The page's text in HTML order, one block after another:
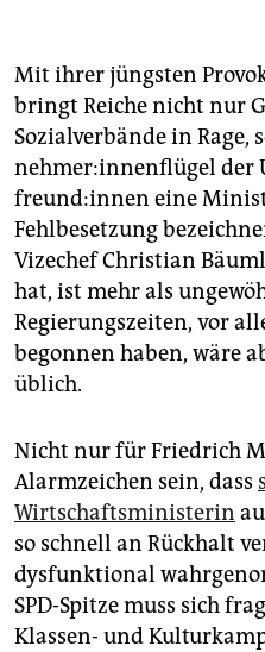
Mit ihrer jüngsten
bringt Reiche nicht nur
Sozialverbände in
neh­mer:in­nen­flü­gel der
freund:in­nen eine
Fehlbesetzung
Vizechef Christian
hat, ist mehr als
Regierungszeiten, vor
begonnen haben, wäre
üblich.
Nicht nur für Friedrich
Alarmzeichen sein, dass
Wirtschaftsministerin
so schnell an Rückhalt
dysfunktional
SPD-Spitze muss sich
Klassen- und